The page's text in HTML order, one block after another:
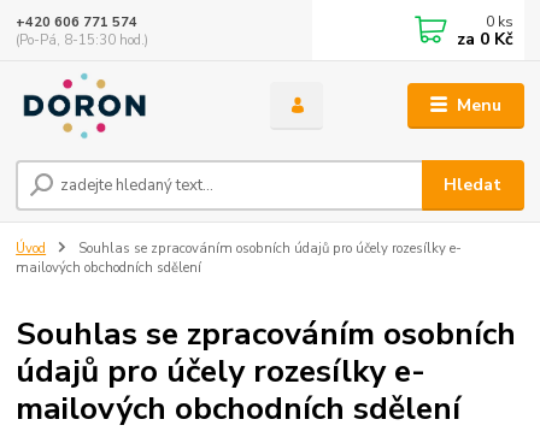
Menu
Hledat
+420 606 771 574
(Po-Pá, 8-15:30 hod.)
0 ks
za 0 Kč
Úvod
Souhlas se zpracováním osobních údajů pro účely rozesílky e-
mailových obchodních sdělení
Souhlas se zpracováním osobních
údajů pro účely rozesílky e-
mailových obchodních sdělení